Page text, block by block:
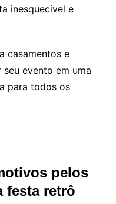
inesquecível e
casamentos e
evento em uma
para todos os
pelos
festa retrô